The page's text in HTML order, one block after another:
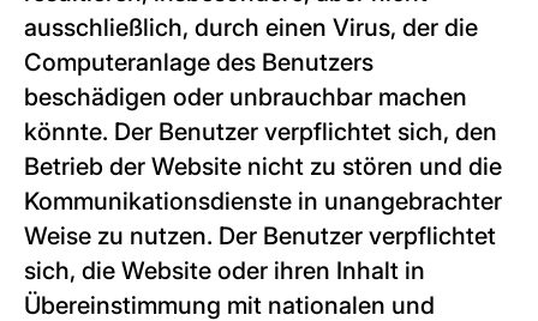
ausschließlich, durch einen Virus, der die
Computeranlage des Benutzers
beschädigen oder unbrauchbar machen
könnte. Der Benutzer verpflichtet sich, den
Betrieb der Website nicht zu stören und die
Kommunikationsdienste in unangebrachter
Weise zu nutzen. Der Benutzer verpflichtet
sich, die Website oder ihren Inhalt in
Übereinstimmung mit nationalen und